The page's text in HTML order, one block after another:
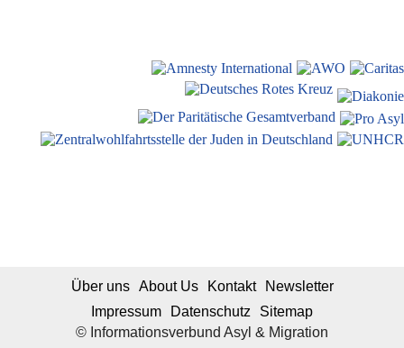
© Informationsverbund Asyl & Migration
Über uns About Us Kontakt
Newsletter
Impressum
Datenschutz Sitemap